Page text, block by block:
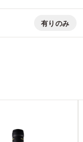
有りのみ